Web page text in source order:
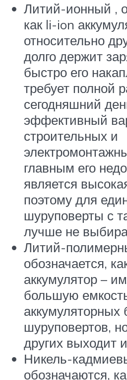
Литий-ионный ,
как li-ion
относительно
долго держит
быстро его
требует полной
сегодняшний
эффективный
строительных и
главным его
является
поэтому для
шуруповерты с
лучше не
Литий-
обозначается,
аккумулятор –
большую
аккумуляторных
шуруповертов,
других выходит
Никель-
обозначаются,